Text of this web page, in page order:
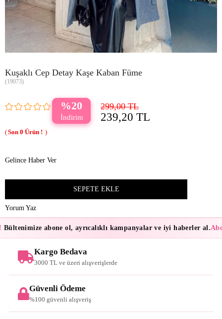
Kuşaklı Cep Detay Kaşe Kaban Füme
(19073)
20 299,00 TL
239,20 TL
0
Gelince Haber Ver
Yorum Yaz
abone ol, ayrıcalıklı kampanyalar ve iyi haberler al.
Kargo Bedava
3000 TL ve üzeri alışverişlerde
Güvenli Ödeme
%100 güvenli alışveriş